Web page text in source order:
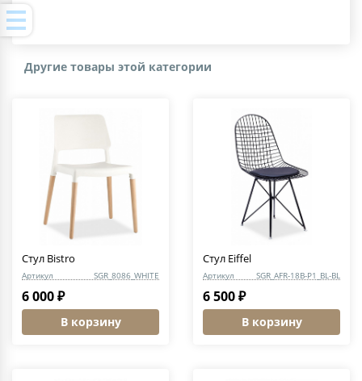
Другие товары этой категории
Стул Bistro
Артикул SGR_8086_WHITE
6 000 ₽
В корзину
Стул Eiffel
Артикул SGR_AFR-18B-P1_BL-BL
6 500 ₽
В корзину